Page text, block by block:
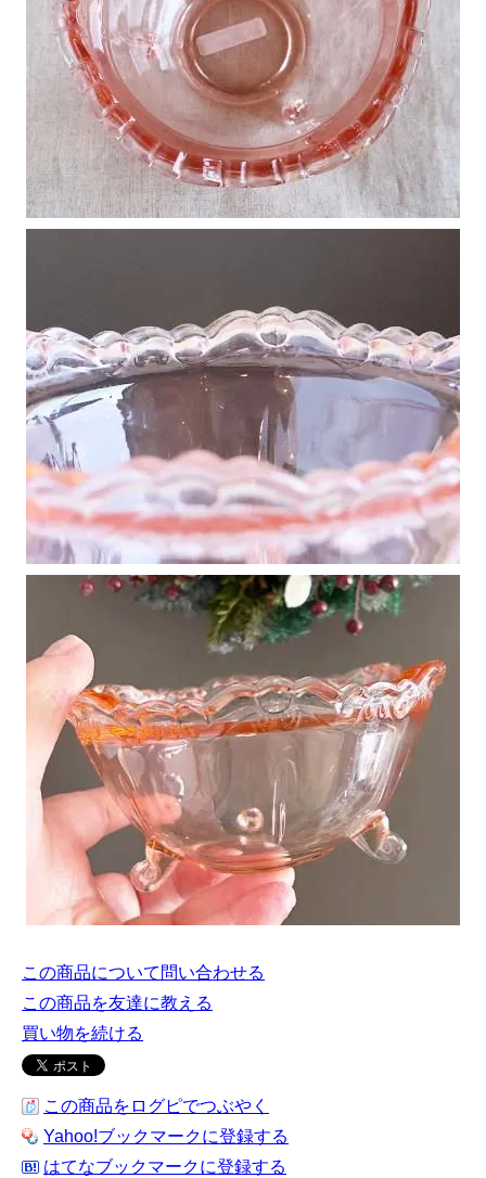
この商品について問い合わせる
この商品を友達に教える
買い物を続ける
この商品をログピでつぶやく
Yahoo!ブックマークに登録する
はてなブックマークに登録する